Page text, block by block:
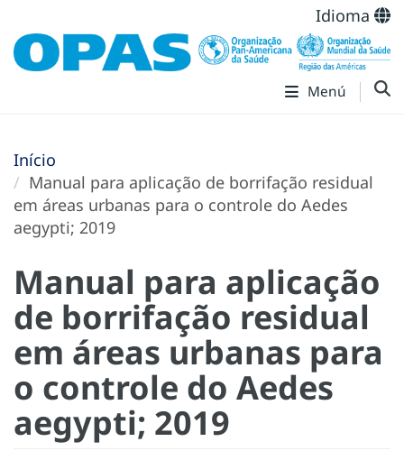
Idioma
Menú
Início
Manual para aplicação de borrifação residual
em áreas urbanas para o controle do Aedes
aegypti; 2019
Manual para aplicação
de borrifação residual
em áreas urbanas para
o controle do Aedes
aegypti; 2019